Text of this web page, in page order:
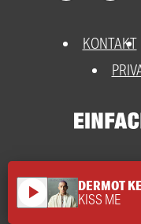
KONTAKT
play_arrow DERMOT
KISS ME